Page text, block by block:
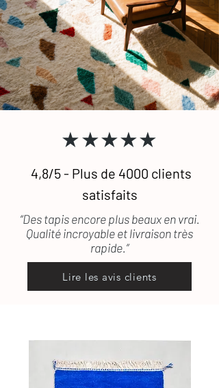
★★★★★
4,8/5 - Plus de 4000 clients
satisfaits
“Des tapis encore plus beaux en vrai.
Qualité incroyable et livraison très
rapide.”
Lire les avis clients